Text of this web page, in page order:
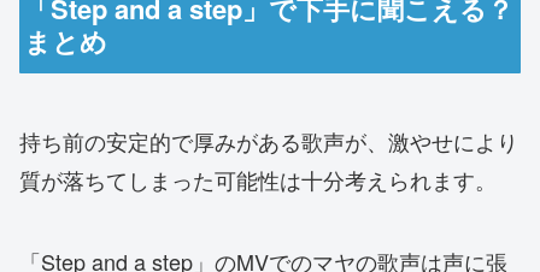
「Step and a step」で下手に聞こえる？
まとめ
持ち前の安定的で厚みがある歌声が、激やせにより
質が落ちてしまった可能性は十分考えられます。
「Step and a step」のMVでのマヤの歌声は声に張